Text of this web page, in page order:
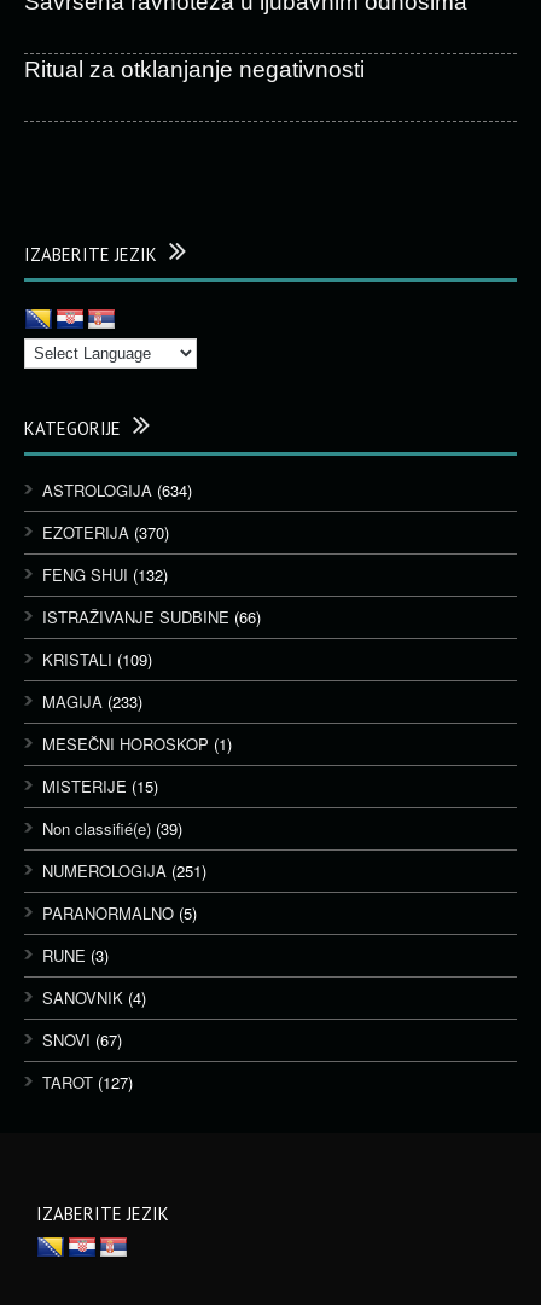
Ritual za otklanjanje negativnosti
IZABERITE JEZIK
KATEGORIJE
ASTROLOGIJA (634)
EZOTERIJA (370)
FENG SHUI (132)
ISTRAŽIVANJE SUDBINE (66)
KRISTALI (109)
MAGIJA (233)
MESEČNI HOROSKOP (1)
MISTERIJE (15)
Non classifié(e) (39)
NUMEROLOGIJA (251)
PARANORMALNO (5)
RUNE (3)
SANOVNIK (4)
SNOVI (67)
TAROT (127)
IZABERITE JEZIK